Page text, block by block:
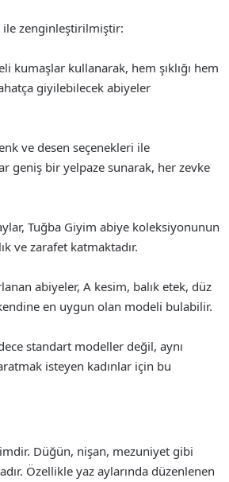
ile zenginleştirilmiştir:
kumaşlar kullanarak, hem şıklığı hem
giyilebilecek abiyeler
ve desen seçenekleri ile
geniş bir yelpaze sunarak, her zevke
Tuğba Giyim abiye koleksiyonunun
ve zarafet katmaktadır.
abiyeler, A kesim, balık etek, düz
en uygun olan modeli bulabilir.
standart modeller değil, aynı
isteyen kadınlar için bu
Düğün, nişan, mezuniyet gibi
Özellikle yaz aylarında düzenlenen